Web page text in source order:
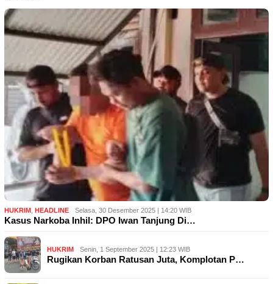
HUKRIM HEADLINE Selasa, 30 Desember 2025 | 14:20 WIB
Kasus Narkoba Inhil: DPO Iwan Tanjung Di…
HUKRIM Senin, 1 September 2025 | 12:23 WIB
Rugikan Korban Ratusan Juta, Komplotan P…